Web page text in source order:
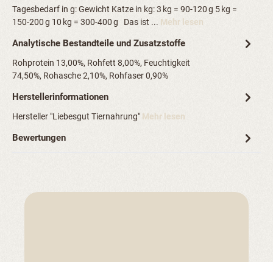
Tagesbedarf in g: Gewicht Katze in kg: 3 kg = 90-120 g 5 kg =
150-200 g 10 kg = 300-400 g Das ist ... Mehr lesen
Analytische Bestandteile und Zusatzstoffe
Rohprotein 13,00%, Rohfett 8,00%, Feuchtigkeit
74,50%, Rohasche 2,10%, Rohfaser 0,90%
Herstellerinformationen
Hersteller "Liebesgut Tiernahrung" Mehr lesen
Bewertungen